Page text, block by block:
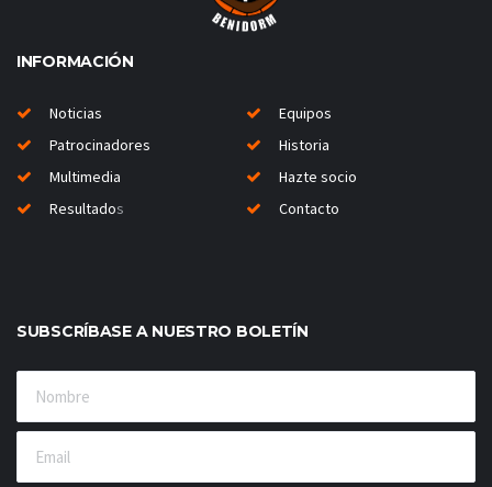
INFORMACIÓN
Noticias
Equipos
Patrocinadores
Historia
Multimedia
Hazte socio
Resultados Contacto
SUBSCRÍBASE A NUESTRO BOLETÍN